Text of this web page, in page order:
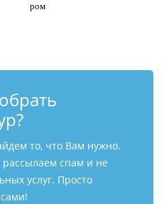
ром
то, что Вам нужно.
спам и не
услуг. Просто